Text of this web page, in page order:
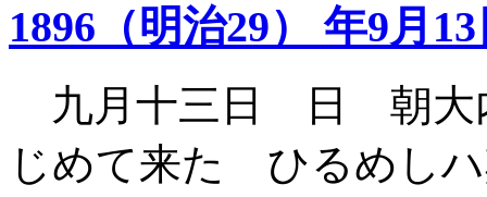
1896（明治29） 年9月
九月十三日 日 朝大
じめて来た ひるめし